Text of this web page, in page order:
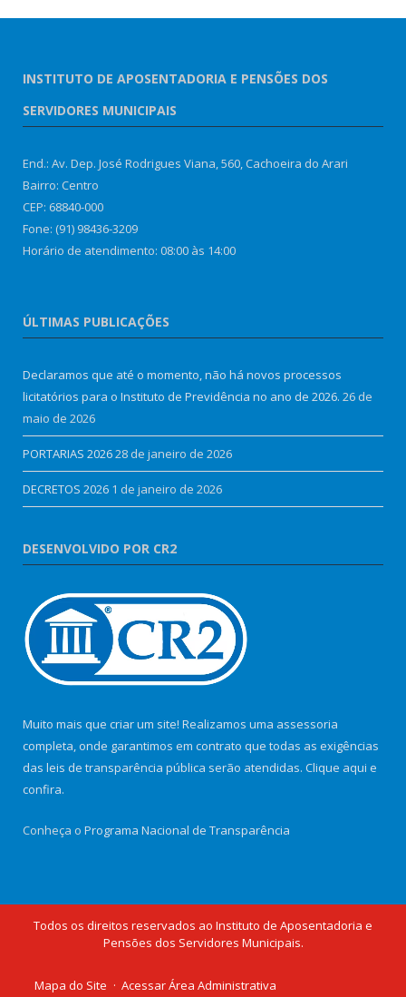
INSTITUTO DE APOSENTADORIA E PENSÕES DOS
SERVIDORES MUNICIPAIS
End.: Av. Dep. José Rodrigues Viana, 560, Cachoeira do Arari
Bairro: Centro
CEP: 68840-000
Fone: (91) 98436-3209
Horário de atendimento: 08:00 às 14:00
ÚLTIMAS PUBLICAÇÕES
Declaramos que até o momento, não há novos processos
licitatórios para o Instituto de Previdência no ano de 2026. 26 de
maio de 2026
PORTARIAS 202628 de janeiro de 2026
DECRETOS 2026 1 de janeiro de 2026
DESENVOLVIDO POR CR2
Muito mais que criar um site! Realizamos uma assessoria
completa, onde garantimos em contrato que todas as exigências
das leis de transparência pública serão atendidas. Clique aqui e
confira.
Conheça o Programa Nacional de Transparência
Todos os direitos reservados ao Instituto de Aposentadoria e
Pensões dos Servidores Municipais.
Mapa do Site
Acessar Área Administrativa